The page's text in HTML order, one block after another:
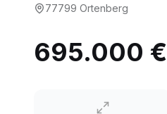
77799 Ortenberg
695.000 €